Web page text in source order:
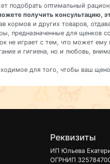
подобрать оптимальный
получить консультацию,
кормов и других товаров,
предназначенные для щенков
не играет с тем, что может ему
и гигиена, но и любовь,
для того, чтобы ваш
Реквизиты
ИП Юльева
ОГРНИП